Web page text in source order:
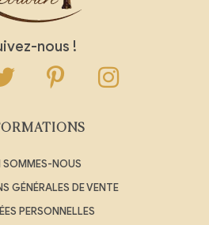
nous !
SOMMES-NOUS
GÉNÉRALES DE VENTE
PERSONNELLES